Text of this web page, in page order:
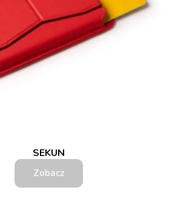
SEKUN
Zobacz